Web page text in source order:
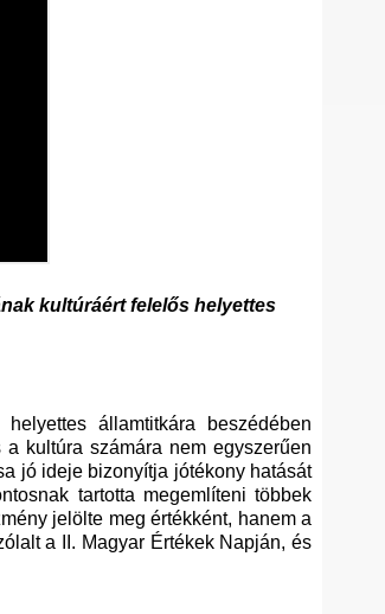
kultúráért felelős helyettes
államtitkára beszédében
kultúra számára nem egyszerűen
jó ideje bizonyítja jótékony hatását
tartotta megemlíteni többek
jelölte meg értékként, hanem a
a II. Magyar Értékek Napján, és